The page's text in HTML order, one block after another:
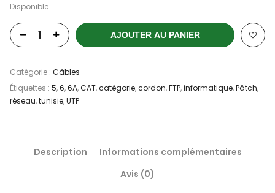
Disponible
AJOUTER AU PANIER
Catégorie : Câbles
Étiquettes : 5,6,6A,CAT,catégorie,cordon,FTP,informatique,Pâtch,
réseau,tunisie,UTP
Description
Informations complémentaires
Avis (0)